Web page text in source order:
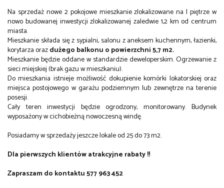
Na sprzedaż nowe 2 pokojowe mieszkanie zlokalizowane na I piętrze w
nowo budowanej inwestycji zlokalizowanej zaledwie 1,2 km od centrum
miasta.
Mieszkanie składa się z sypialni, salonu z aneksem kuchennym, łazienki,
korytarza orazdużego balkonu o powierzchni 5,7 m2.
Mieszkanie będzie oddane w standardzie deweloperskim. Ogrzewanie z
sieci miejskiej (brak gazu w mieszkaniu).
Do mieszkania istnieje możliwość dokupienie komórki lokatorskiej oraz
miejsca postojowego w garażu podziemnym lub zewnętrze na terenie
posesji.
Cały teren inwestycji będzie ogrodzony, monitorowany. Budynek
wyposażony w cichobieżną nowoczesną windę.
Posiadamy w sprzedaży jeszcze lokale od 25 do 73 m2.
Dla pierwszych klientów atrakcyjne rabaty !!
Zapraszam do kontaktu 577 963 452